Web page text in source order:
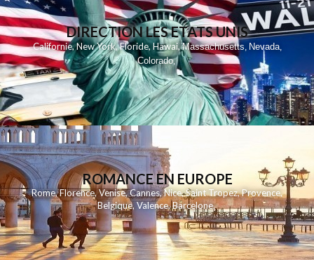
DIRECTION LES ETATS UNIS
Californie,New York,Floride,Hawai,Massachusetts, Nevada,
Colorado,
ROMANCE EN EUROPE
Rome,Florence,Venise,Cannes,Nice,Saint Tropez,Provence,
Belgique,Valence,Barcelone,